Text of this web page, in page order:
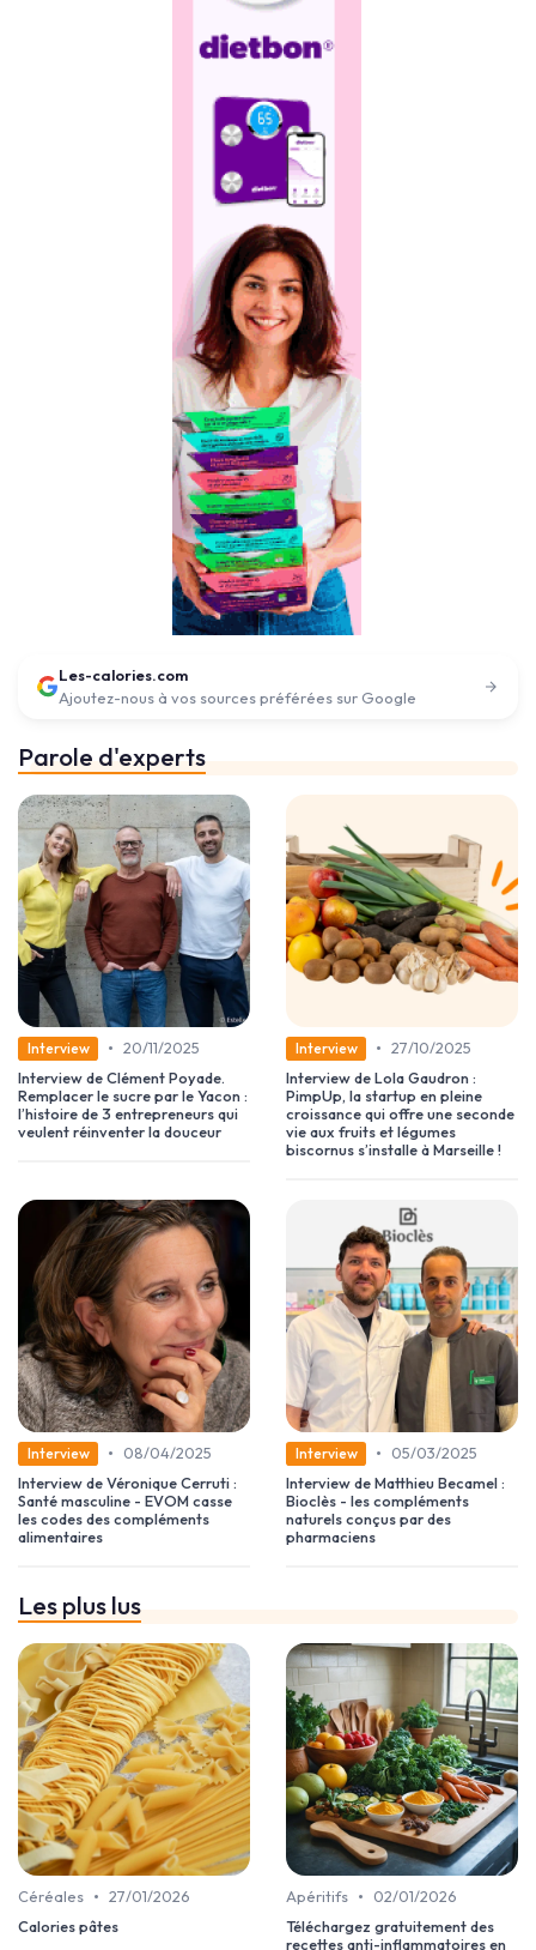
Les-calories.com
Ajoutez-nous à vos sources préférées sur Google
Parole d'experts
Interview • 20/11/2025
Interview de Clément Poyade.
Remplacer le sucre par le Yacon :
l’histoire de 3 entrepreneurs qui
veulent réinventer la douceur
Interview • 27/10/2025
Interview de Lola Gaudron :
PimpUp, la startup en pleine
croissance qui offre une seconde
vie aux fruits et légumes
biscornus s’installe à Marseille !
Interview •
08/04/2025
Interview de Véronique Cerruti :
Santé masculine - EVOM casse
les codes des compléments
alimentaires
Interview •
05/03/2025
Interview de Matthieu Becamel :
Bioclès - les compléments
naturels conçus par des
pharmaciens
Les plus lus
Céréales • 27/01/2026
Calories pâtes
Apéritifs •
02/01/2026
Téléchargez gratuitement des
recettes anti-inflammatoires en